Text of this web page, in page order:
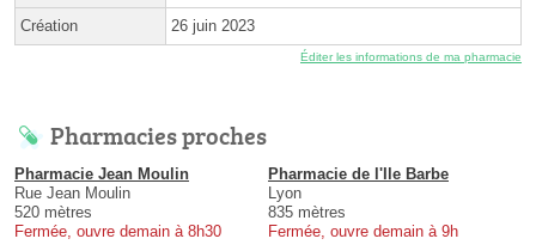
Création 26 juin 2023
Éditer les informations de ma pharmacie
Pharmacies proches
Pharmacie Jean Moulin
Rue Jean Moulin
520 mètres
Fermée, ouvre demain à 8h30
Pharmacie de l'Ile Barbe
Lyon
835 mètres
Fermée, ouvre demain à 9h